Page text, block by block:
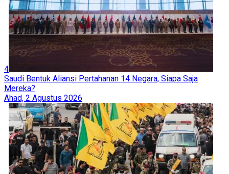
4
Saudi Bentuk Aliansi Pertahanan 14 Negara, Siapa Saja
Mereka?
Ahad, 2 Agustus 2026